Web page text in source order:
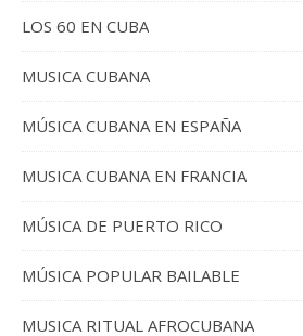
LOS 60 EN CUBA
MUSICA CUBANA
MÚSICA CUBANA EN ESPAÑA
MUSICA CUBANA EN FRANCIA
MÚSICA DE PUERTO RICO
MÚSICA POPULAR BAILABLE
MUSICA RITUAL AFROCUBANA